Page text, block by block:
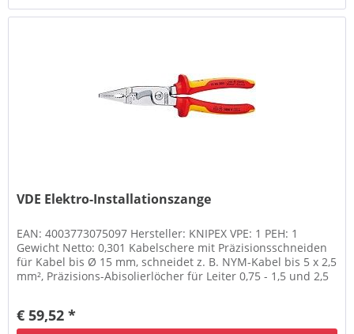
VDE Elektro-Installationszange
EAN: 4003773075097 Hersteller: KNIPEX VPE: 1 PEH: 1
Gewicht Netto: 0,301 Kabelschere mit Präzisionsschneiden
für Kabel bis Ø 15 mm, schneidet z. B. NYM-Kabel bis 5 x 2,5
mm², Präzisions-Abisolierlöcher für Leiter 0,75 - 1,5 und 2,5
€ 59,52 *